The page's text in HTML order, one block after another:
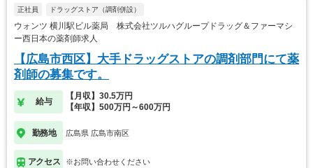
正社員 ドラッグストア（調剤併設）
ウォンツ 横川駅ビル薬局 株式会社ツルハグループドラッグ＆ファーマシ
ー西日本の薬剤師求人
【広島市西区】大手ドラッグストアの調剤部門にて薬
剤師の募集です。
給与
【月収】30.5万円
【年収】500万円～600万円
勤務地 広島県 広島市南区
アクセス ※お問い合わせください